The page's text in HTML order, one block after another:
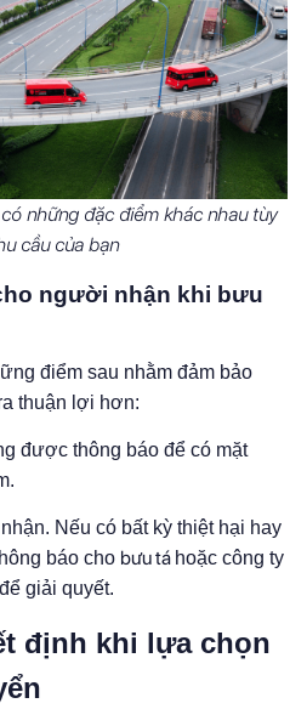
những đặc điểm khác nhau tùy
cầu của bạn
người nhận khi bưu
điểm sau nhằm đảm bảo
thuận lợi hơn:
được thông báo để có mặt
Nếu có bất kỳ thiệt hại hay
báo cho bưu tá hoặc công ty
giải quyết.
định khi lựa chọn